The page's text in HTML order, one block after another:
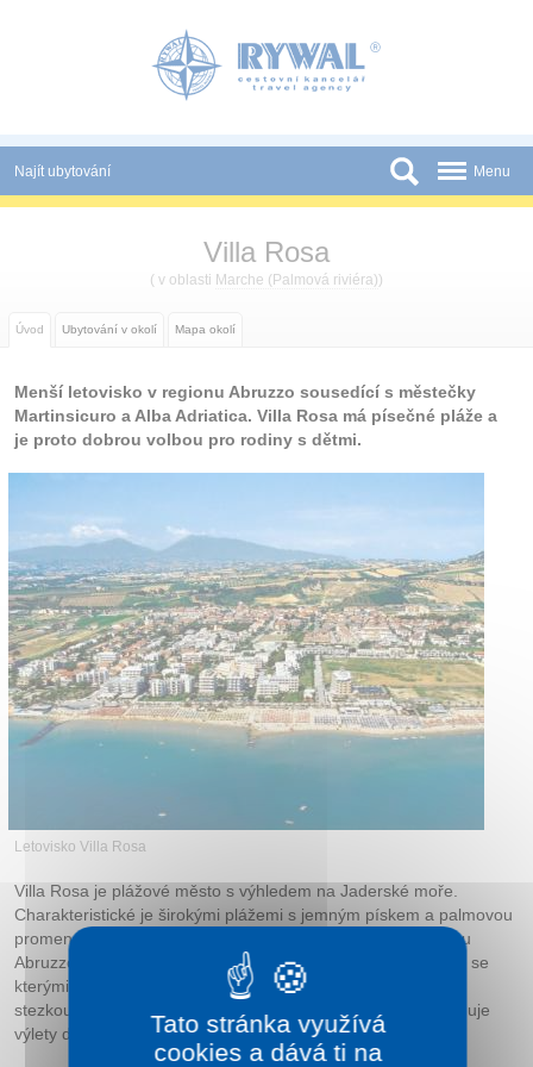
Najít ubytování
Státy
Partneři
Tištěné katalogy
Menu
Villa Rosa
( v oblasti Marche (Palmová riviéra))
Úvod Ubytování v okolí Mapa okolí
Menší letovisko v regionu Abruzzo sousedící s městečky
Martinsicuro a Alba Adriatica. Villa Rosa má písečné pláže a
je proto dobrou volbou pro rodiny s dětmi.
Letovisko Villa Rosa
Villa Rosa je plážové město s výhledem na Jaderské moře.
Charakteristické je širokými plážemi s jemným pískem a palmovou
promenádou kolem mořského pobřeží. Nachází se v regionu
Abruzzo a sousedí s městečky Martinsicuro a Alba Adriatica, se
kterými je podél moře propojeno promenádou a cyklistickou
stezkou. Nabízí sportovní využití a díky dobré poloze umožňuje
výlety do okolí.
Tato stránka využívá
cookies a dává ti na